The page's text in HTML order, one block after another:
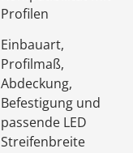
Profilen
Einbauart,
Profilmaß,
Abdeckung,
Befestigung und
passende LED
Streifenbreite